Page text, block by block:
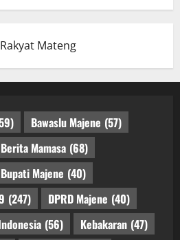
Bawaslu Majene (57)
Berita Mamasa (68)
Bupati Majene (40)
(247) DPRD Majene (40)
(56) Kebakaran (47)